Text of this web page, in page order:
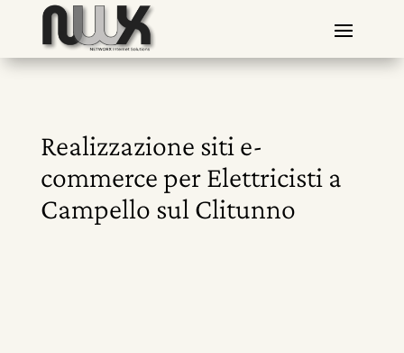
Realizzazione siti e-
commerce per Elettricisti a
Campello sul Clitunno